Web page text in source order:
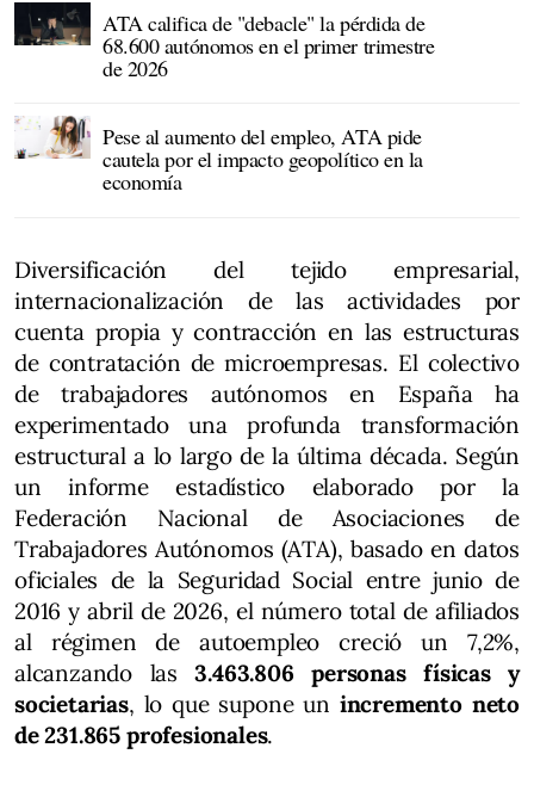
ATA califica de "debacle" la pérdida de
68.600 autónomos en el primer trimestre
de 2026
Pese al aumento del empleo, ATA pide
cautela por el impacto geopolítico en la
economía
Diversificación del tejido empresarial,
internacionalización de las actividades por
cuenta propia y contracción en las estructuras
de contratación de microempresas. El colectivo
de trabajadores autónomos en España ha
experimentado una profunda transformación
estructural a lo largo de la última década. Según
un informe estadístico elaborado por la
Federación Nacional de Asociaciones de
Trabajadores Autónomos (ATA), basado en datos
oficiales de la Seguridad Social entre junio de
2016 y abril de 2026, el número total de afiliados
al régimen de autoempleo creció un 7,2%,
alcanzando las3.463.806 personas físicas y
societarias, lo que supone un incremento neto
de 231.865 profesionales.